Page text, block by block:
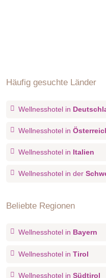
Häufig gesuchte Länder
Wellnesshotel in
Wellnesshotel in
Wellnesshotel in Italien
Wellnesshotel in der
Beliebte Regionen
Wellnesshotel in Bayern
Wellnesshotel in Tirol
Wellnesshotel in Südtirol